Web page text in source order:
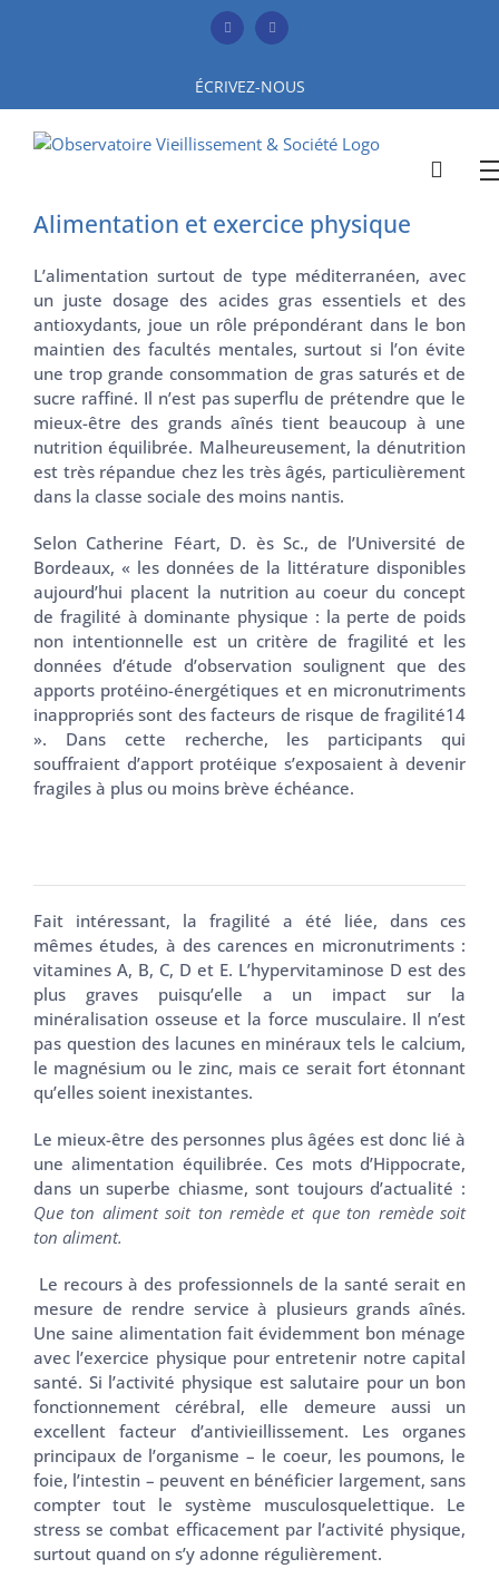
FacebookYouTube
ÉCRIVEZ-NOUS
Alimentation et exercice physique
L’alimentation surtout de type méditerranéen, avec
un juste dosage des acides gras essentiels et des
antioxydants, joue un rôle prépondérant dans le bon
maintien des facultés mentales, surtout si l’on évite
une trop grande consommation de gras saturés et de
sucre raffiné. Il n’est pas superflu de prétendre que le
mieux-être des grands aînés tient beaucoup à une
nutrition équilibrée. Malheureusement, la dénutrition
est très répandue chez les très âgés, particulièrement
dans la classe sociale des moins nantis.
Selon Catherine Féart, D. ès Sc., de l’Université de
Bordeaux, « les données de la littérature disponibles
aujourd’hui placent la nutrition au coeur du concept
de fragilité à dominante physique : la perte de poids
non intentionnelle est un critère de fragilité et les
données d’étude d’observation soulignent que des
apports protéino-énergétiques et en micronutriments
inappropriés sont des facteurs de risque de fragilité14
». Dans cette recherche, les participants qui
souffraient d’apport protéique s’exposaient à devenir
fragiles à plus ou moins brève échéance.
Fait intéressant, la fragilité a été liée, dans ces
mêmes études, à des carences en micronutriments :
vitamines A, B, C, D et E. L’hypervitaminose D est des
plus graves puisqu’elle a un impact sur la
minéralisation osseuse et la force musculaire. Il n’est
pas question des lacunes en minéraux tels le calcium,
le magnésium ou le zinc, mais ce serait fort étonnant
qu’elles soient inexistantes.
Le mieux-être des personnes plus âgées est donc lié à
une alimentation équilibrée. Ces mots d’Hippocrate,
dans un superbe chiasme, sont toujours d’actualité :
Que ton aliment soit ton remède et que ton remède soit
ton aliment.
Le recours à des professionnels de la santé serait en
mesure de rendre service à plusieurs grands aînés.
Une saine alimentation fait évidemment bon ménage
avec l’exercice physique pour entretenir notre capital
santé. Si l’activité physique est salutaire pour un bon
fonctionnement cérébral, elle demeure aussi un
excellent facteur d’antivieillissement. Les organes
principaux de l’organisme – le coeur, les poumons, le
foie, l’intestin – peuvent en bénéficier largement, sans
compter tout le système musculosquelettique. Le
stress se combat efficacement par l’activité physique,
surtout quand on s’y adonne régulièrement.